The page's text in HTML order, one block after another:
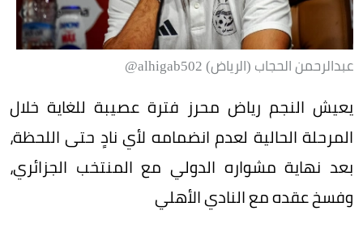
عبدالرحمن الحجاب (الرياض) alhigab502@
يعيش النجم رياض محرز فترة عصيبة للغاية خلال
المرحلة الحالية لعدم انضمامه لأي نادٍ حتى اللحظة،
بعد نهاية مشواره الدولي مع المنتخب الجزائري،
وفسخ عقده مع النادي الأهلي